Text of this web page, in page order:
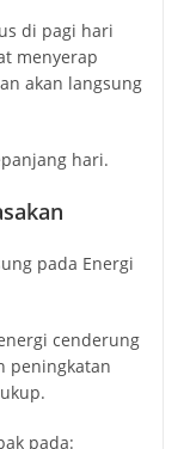
di pagi hari
menyerap
akan langsung
hari.
pada Energi
cenderung
peningkatan
pada: